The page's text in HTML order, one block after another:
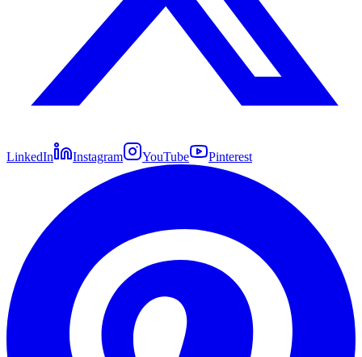
LinkedIn Instagram YouTube Pinterest